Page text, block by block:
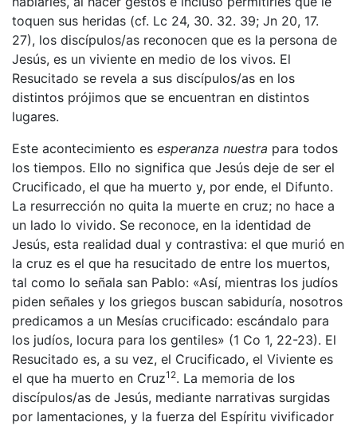
toquen sus heridas (cf. Lc 24, 30. 32. 39; Jn 20, 17.
27), los discípulos/as reconocen que es la persona de
Jesús, es un viviente en medio de los vivos. El
Resucitado se revela a sus discípulos/as en los
distintos prójimos que se encuentran en distintos
lugares.
Este acontecimiento es esperanza nuestra para todos
los tiempos. Ello no significa que Jesús deje de ser el
Crucificado, el que ha muerto y, por ende, el Difunto.
La resurrección no quita la muerte en cruz; no hace a
un lado lo vivido. Se reconoce, en la identidad de
Jesús, esta realidad dual y contrastiva: el que murió en
la cruz es el que ha resucitado de entre los muertos,
tal como lo señala san Pablo: «Así, mientras los judíos
piden señales y los griegos buscan sabiduría, nosotros
predicamos a un Mesías crucificado: escándalo para
los judíos, locura para los gentiles» (1 Co 1, 22-23). El
Resucitado es, a su vez, el Crucificado, el Viviente es
el que ha muerto en Cruz12. La memoria de los
discípulos/as de Jesús, mediante narrativas surgidas
por lamentaciones, y la fuerza del Espíritu vivificador